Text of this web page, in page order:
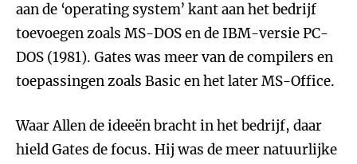
aan de ‘operating system’ kant aan het bedrijf
toevoegen zoals MS-DOS en de IBM-versie PC-
DOS (1981). Gates was meer van de compilers en
toepassingen zoals Basic en het later MS-Office.
Waar Allen de ideeën bracht in het bedrijf, daar
hield Gates de focus. Hij was de meer natuurlijke